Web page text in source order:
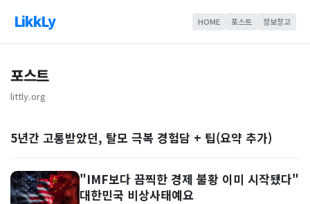
LikkLy HOME 포스트 정보창고
포스트
littly.org
5년간 고통받았던, 탈모 극복 경험담 + 팁(요약 추가)
"IMF보다 끔찍한 경제 불황 이미 시작됐다"
대한민국 비상사태예요